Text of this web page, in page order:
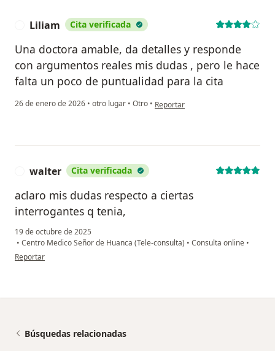
Liliam Cita verificada
Una doctora amable, da detalles y responde
con argumentos reales mis dudas , pero le hace
falta un poco de puntualidad para la cita
26 de enero de 2026 • otro lugar • Otro • en opinión del usuario Liliam
Reportar
walter Cita verificada
aclaro mis dudas respecto a ciertas
interrogantes q tenia,
19 de octubre de 2025
• Centro Medico Señor de Huanca (Tele-consulta) • Consulta online •
en opinión del usuario walter
Reportar
Búsquedas relacionadas